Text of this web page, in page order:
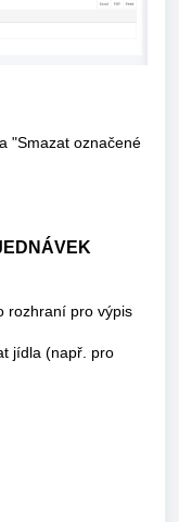
"Smazat označené
rozhraní pro výpis
jídla (např. pro